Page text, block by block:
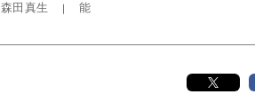
森田真生 能